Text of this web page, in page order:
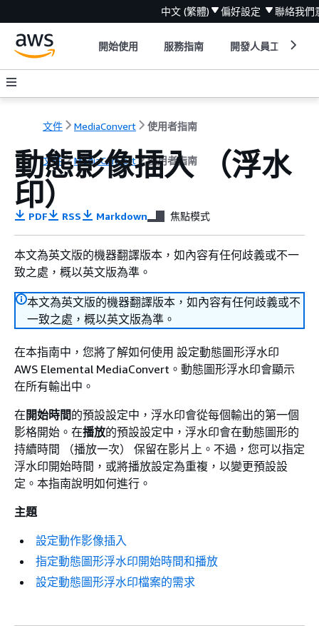
中文 (繁體) 偏好設定 聯絡我們
開始使用 服務指南 開發人員工具
文件 MediaConvert 使用者指南
文件 MediaConvert 使用者指南
動態影像插入 （浮水
印）
PDF RSS Markdown 焦點模式
本文為英文版的機器翻譯版本，如內容有任何歧義或不一
致之處，概以英文版為準。
本文為英文版的機器翻譯版本，如內容有任何歧義或不
一致之處，概以英文版為準。
在本指南中，您將了解如何使用 設定動態圖形浮水印
AWS Elemental MediaConvert。動態圖形浮水印會顯示
在所有輸出中。
在 開始時間的預設設定中，浮水印會從每個輸出的第一個
影格開始。在播放的預設設定中，浮水印會在動態圖形的
持續時間 （播放一次） 保留在影片上。不過，您可以指定
浮水印開始時間，或將播放設定為重複，以變更預設設
定。本指南說明如何進行。
主題
設定動作影像插入
指定動態圖形浮水印開始時間和播放
設定動態圖形浮水印檔案的需求